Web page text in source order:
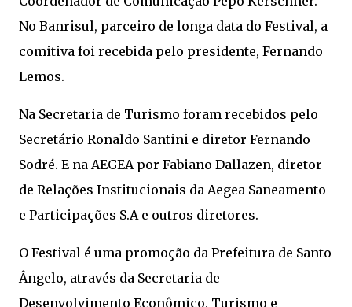
No Banrisul, parceiro de longa data do Festival, a
comitiva foi recebida pelo presidente, Fernando
Lemos.
Na Secretaria de Turismo foram recebidos pelo
Secretário Ronaldo Santini e diretor Fernando
Sodré. E na AEGEA por Fabiano Dallazen, diretor
de Relações Institucionais da Aegea Saneamento
e Participações S.A e outros diretores.
O Festival é uma promoção da Prefeitura de Santo
Ângelo, através da Secretaria de
Desenvolvimento Econômico, Turismo e